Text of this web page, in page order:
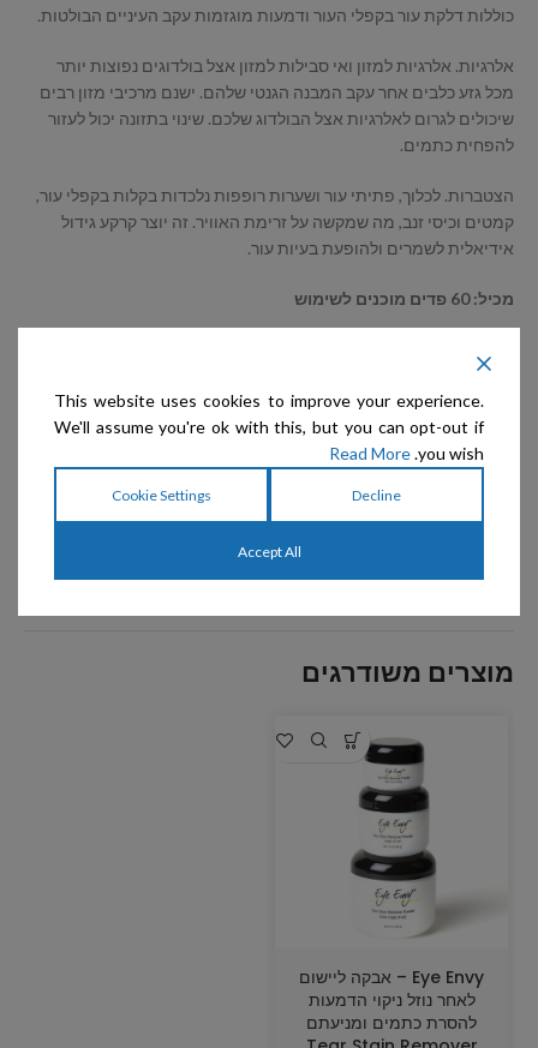
כוללות דלקת עור בקפלי העור ודמעות מוגזמות עקב העיניים הבולטות.
אלרגיות. אלרגיות למזון ואי סבילות למזון אצל בולדוגים נפוצות יותר
מכל גזע כלבים אחר עקב המבנה הגנטי שלהם. ישנם מרכיבי מזון רבים
שיכולים לגרום לאלרגיות אצל הבולדוג שלכם. שינוי בתזונה יכול לעזור
להפחית כתמים.
הצטברות. לכלוך, פתיתי עור ושערות רופפות נלכדות בקלות בקפלי עור,
קמטים וכיסי זנב, מה שמקשה על זרימת האוויר. זה יוצר קרקע גידול
אידיאלית לשמרים ולהופעת בעיות עור.
מכיל: 60 פדים מוכנים לשימוש
הוספה לסל
הוסף לרשימת המשאלות
קטגוריות:Eye Envy
, הסרה והסתרת כתמים
מוצרים משודרגים
Eye Envy – אבקה ליישום
לאחר נוזל ניקוי הדמעות
להסרת כתמים ומניעתם
This website uses cookies to improve your experience.
We'll assume you're ok with this, but you can opt-out if
you wish.
Read More
Decline
Cookie Settings
Accept All